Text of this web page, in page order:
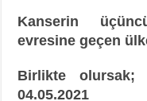
Kanserin
evresine geçen
Birlikte
04.05.2021